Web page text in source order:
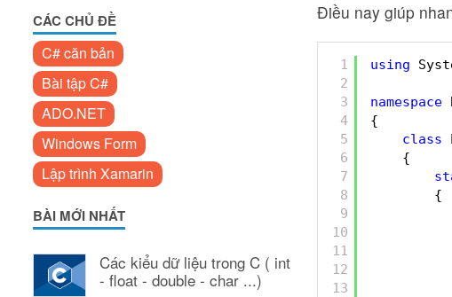
CÁC CHỦ ĐỀ
C# căn bản
Bài tập C#
ADO.NET
Windows Form
Lập trình Xamarin
BÀI MỚI NHẤT
Các kiểu dữ liệu trong C ( int
- float - double - char ...)
Điều nay giúp
1
2
3
4
5
6
7
8
9
10
11
12
13
using
namespace
{
class
{
{